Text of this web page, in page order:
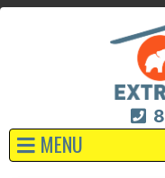
MENU